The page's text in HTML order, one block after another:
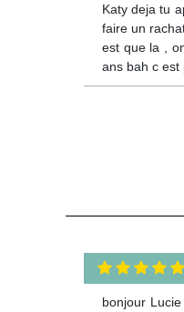
Katy deja tu
faire un
est que la ,
ans bah c est
bonjour